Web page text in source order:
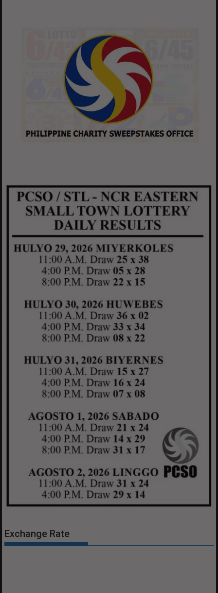
Exchange Rate